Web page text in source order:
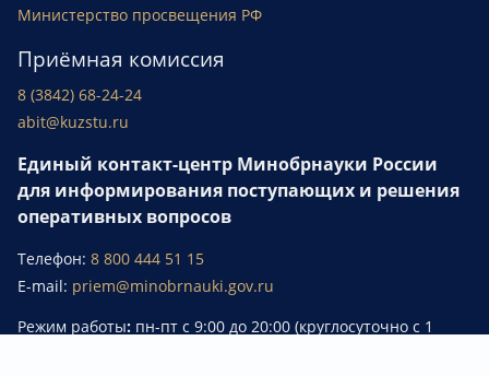
Министерство просвещения РФ
Приёмная комиссия
8 (3842) 68-24-24
abit@kuzstu.ru
Единый контакт-центр Минобрнауки России
для информирования поступающих и решения
оперативных вопросов
Телефон: 8 800 444 51 15
E-mail: priem@minobrnauki.gov.ru
Режим работы: пн-пт с 9:00 до 20:00 (круглосуточно с 1